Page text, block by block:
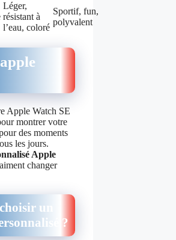
Léger,
résistant à
l’eau, coloré
Sportif, fun,
polyvalent
Apple Watch SE
montrer votre
des moments
les jours.
Apple
changer
un
?